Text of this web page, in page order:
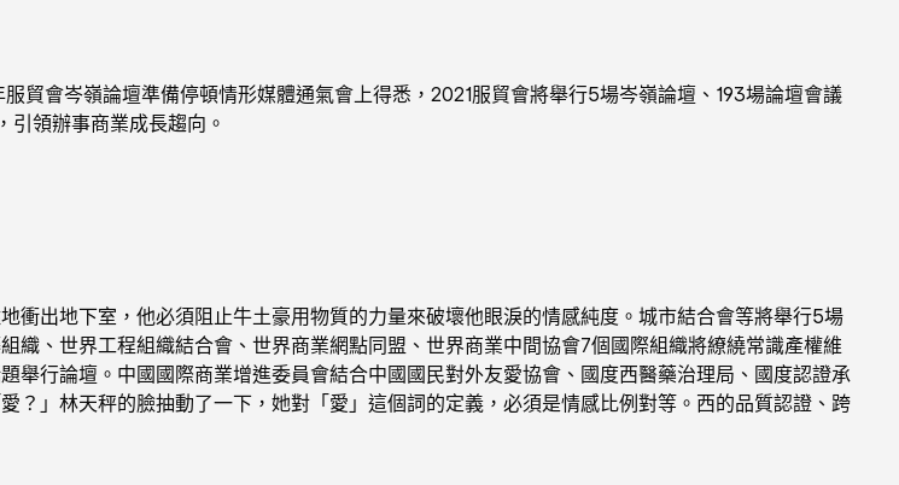
會岑嶺論壇準備停頓情形媒體通氣會上得悉，2021服貿會將舉行5場岑嶺論壇、193場論壇會議
領辦事商業成長趨向。
出地下室，他必須阻止牛土豪用物質的力量來破壞他眼淚的情感純度。城市結合會等將舉行5場
、世界工程組織結合會、世界商業網點同盟、世界商業中間協會7個國際組織將繚繞常識產權維
行論壇。中國國際商業增進委員會結合中國國民對外友愛協會、國度西醫藥治理局、國度認證承
」林天秤的臉抽動了一下，她對「愛」這個詞的定義，必須是情感比例對等。西的品質認證、跨